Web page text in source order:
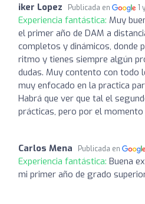
iker Lopez Publicada en 1
Experiencia fantástica: Muy
el primer año de DAM a
completos y dinámicos, donde
ritmo y tienes siempre algún
dudas. Muy contento con todo
muy enfocado en la practica
Habrá que ver que tal el
prácticas, pero por el
Carlos Mena Publicada en
Experiencia fantástica: Buena
mi primer año de grado